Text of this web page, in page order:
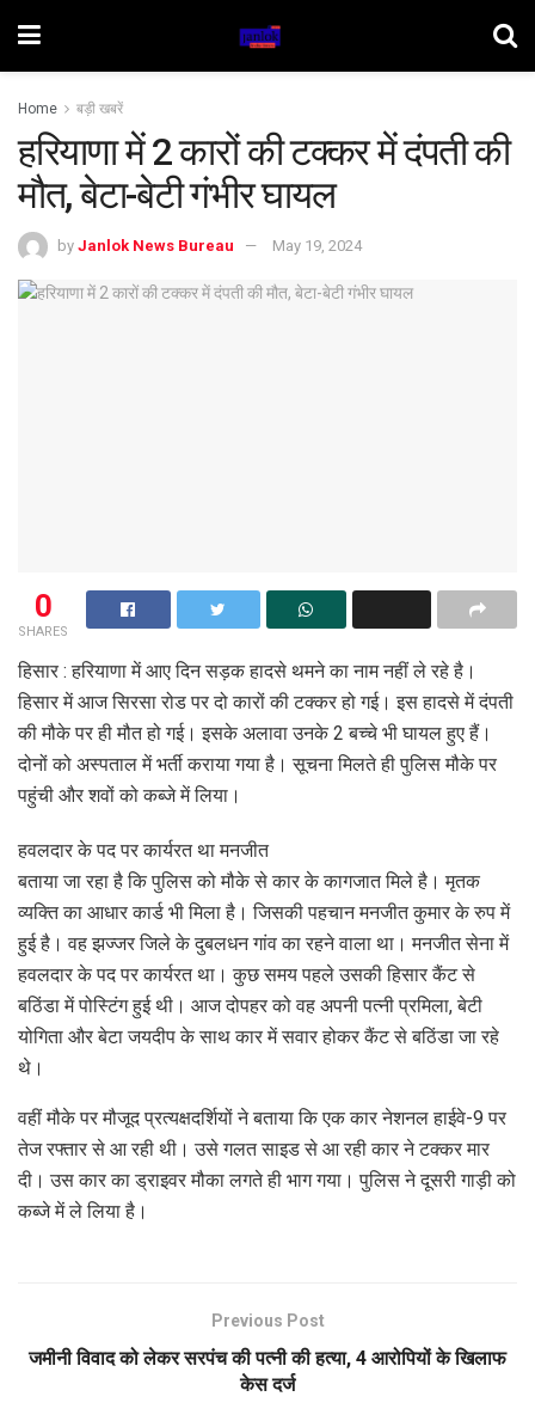
Home बड़ी खबरें
हरियाणा में 2 कारों की टक्कर में दंपती की
मौत, बेटा-बेटी गंभीर घायल
by Janlok News Bureau May 19, 2024
0
SHARES
हिसार : हरियाणा में आए दिन सड़क हादसे थमने का नाम नहीं ले रहे है।
हिसार में आज सिरसा रोड पर दो कारों की टक्कर हो गई। इस हादसे में दंपती
की मौके पर ही मौत हो गई। इसके अलावा उनके 2 बच्चे भी घायल हुए हैं।
दोनों को अस्पताल में भर्ती कराया गया है। सूचना मिलते ही पुलिस मौके पर
पहुंची और शवों को कब्जे में लिया।
हवलदार के पद पर कार्यरत था मनजीत
बताया जा रहा है कि पुलिस को मौके से कार के कागजात मिले है। मृतक
व्यक्ति का आधार कार्ड भी मिला है। जिसकी पहचान मनजीत कुमार के रुप में
हुई है। वह झज्जर जिले के दुबलधन गांव का रहने वाला था। मनजीत सेना में
हवलदार के पद पर कार्यरत था। कुछ समय पहले उसकी हिसार कैंट से
बठिंडा में पोस्टिंग हुई थी। आज दोपहर को वह अपनी पत्नी प्रमिला, बेटी
योगिता और बेटा जयदीप के साथ कार में सवार होकर कैंट से बठिंडा जा रहे
थे।
वहीं मौके पर मौजूद प्रत्यक्षदर्शियों ने बताया कि एक कार नेशनल हाईवे-9 पर
तेज रफ्तार से आ रही थी। उसे गलत साइड से आ रही कार ने टक्कर मार
दी। उस कार का ड्राइवर मौका लगते ही भाग गया। पुलिस ने दूसरी गाड़ी को
कब्जे में ले लिया है।
Previous Post
जमीनी विवाद को लेकर सरपंच की पत्नी की हत्या, 4 आरोपियों के खिलाफ
केस दर्ज